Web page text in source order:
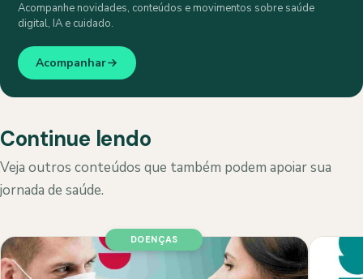
Acompanhe novidades, conteúdos e movimentos sobre saúde
digital, IA e cuidado.
Acompanhar
Continue lendo
Veja outros conteúdos que também podem apoiar sua
jornada de saúde.
DOENÇAS